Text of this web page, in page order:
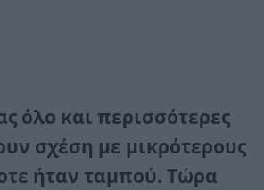
όλο και περισσότερες
σχέση με μικρότερους
ήταν ταμπού. Τώρα